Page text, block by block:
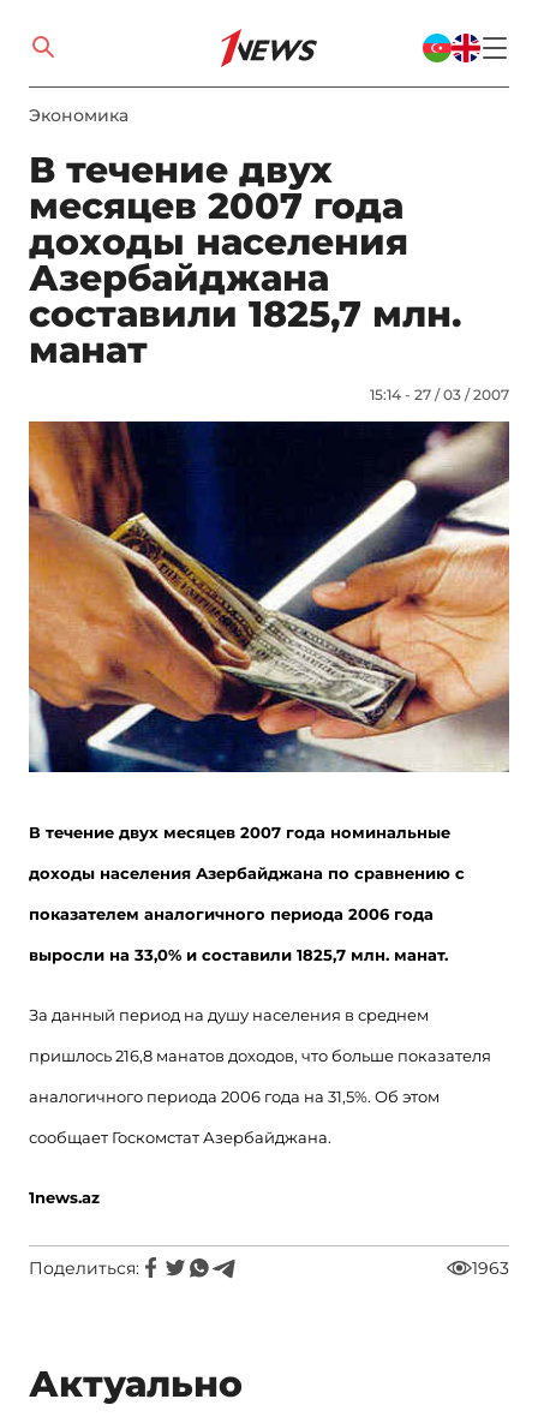
Экономика
В течение двух
месяцев 2007 года
доходы населения
Азербайджана
составили 1825,7 млн.
манат
15:14 - 27 / 03 / 2007
В течение двух месяцев 2007 года номинальные
доходы населения Азербайджана по сравнению с
показателем аналогичного периода 2006 года
выросли на 33,0% и составили 1825,7 млн. манат.
За данный период на душу населения в среднем
пришлось 216,8 манатов доходов, что больше показателя
аналогичного периода 2006 года на 31,5%. Об этом
сообщает Госкомстат Азербайджана.
1news.az
Поделиться: 1963
Актуально